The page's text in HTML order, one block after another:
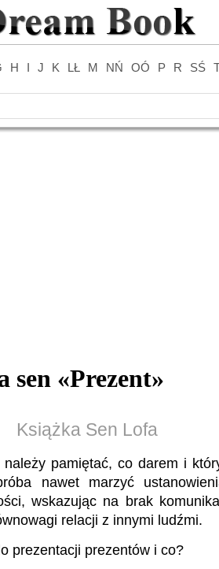
H I J K LŁ M NŃ OÓ P R SŚ
sen «Prezent»
Książka Sen Lofa
pamiętać, co darem i
nawet marzyć
wskazując na brak
relacji z innymi ludźmi.
prezentacji prezentów i co?